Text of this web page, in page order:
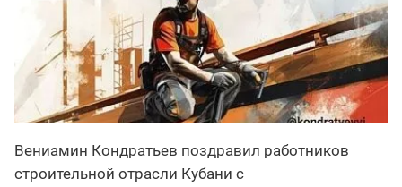
Вениамин Кондратьев поздравил работников
строительной отрасли Кубани с